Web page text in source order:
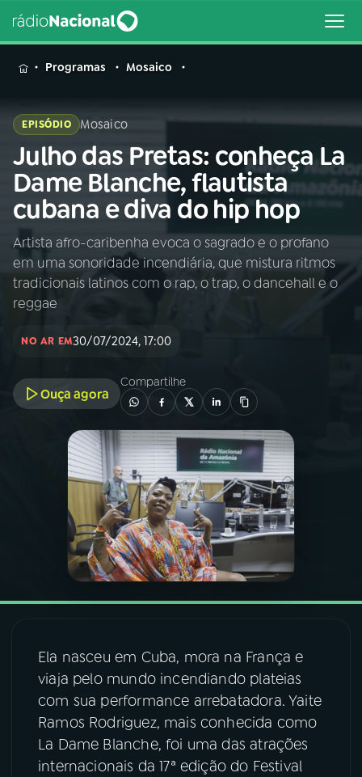
MENU
Buscar
na
Rádio
Nacional
Buscar
AO VIVO
02A RÁDIO
03PROGRAMAÇÃO
PROGRAMAS
PODCASTS
VIDEOCASTS
FESTIVAL DE MÚSICA
ACOMPANHE A RÁDIO NACIONAL
Programas Mosaico
EPISÓDIO Mosaico
Julho das Pretas: conheça La
Dame Blanche, flautista
cubana e diva do hip hop
Artista afro-caribenha evoca o sagrado e o profano
em uma sonoridade incendiária, que mistura ritmos
tradicionais latinos com o rap, o trap, o dancehall e o
reggae
NO AR EM30/07/2024, 17:00
Ouça agora
Compartilhe
Ela nasceu em Cuba, mora na França e
viaja pelo mundo incendiando plateias
com sua performance arrebatadora. Yaite
Ramos Rodriguez, mais conhecida como
La Dame Blanche, foi uma das atrações
internacionais da 17ª edição do Festival